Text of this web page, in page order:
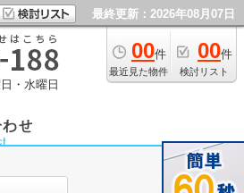
最終更新：2026年08月07日
00件
最近見た物件
00件
検討リスト
・水曜日